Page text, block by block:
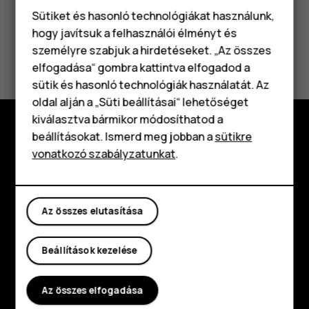
Okostelefonok
Klasszikus telefonok
Tartozékok
Táblagépek
Hasznosnak találtad?
Igen Nem
Fedezd fel
Planet and people
Támogatás
FacebookInstagram
TiktokYoutube
Sütiket és hasonló technológiákat használunk,
hogy javítsuk a felhasználói élményt és
személyre szabjuk a hirdetéseket. „Az összes
elfogadása“ gombra kattintva elfogadod a
sütik és hasonló technológiák használatát. Az
oldal alján a „Süti beállításai“ lehetőséget
kiválasztva bármikor módosíthatod a
beállításokat. Ismerd meg jobban asütikre
vonatkozó szabályzatunkat.
Az összes elutasítása
Beállítások kezelése
Az összes elfogadása